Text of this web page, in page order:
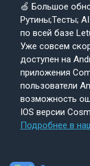
🍏 Большое
Рутины;Тесты;
по всей базе
Уже совсем
доступен на
приложения
пользователи
возможность
IOS версии
Подробнее в